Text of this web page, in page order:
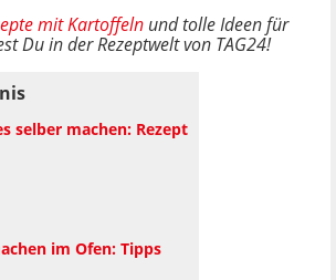
mit Kartoffeln und tolle Ideen für
Du in der Rezeptwelt von TAG24!
selber machen: Rezept
im Ofen: Tipps